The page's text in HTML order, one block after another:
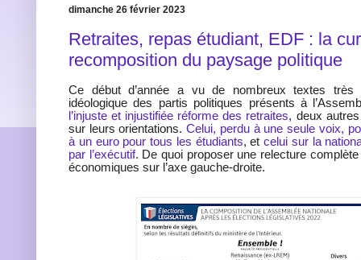
dimanche 26 février 2023
Retraites, repas étudiant, EDF : la
recomposition du paysage politique
Ce début d’année a vu de nombreux textes très
idéologique des partis politiques présents à
l’injuste et injustifiée réforme des retraites, deux
sur leurs orientations.Celui, perdu à une seule voix,
à un euro pour tous les étudiants, etcelui sur la
par l’exécutif. De quoi proposer une relecture
économiques sur l’axe gauche-droite.